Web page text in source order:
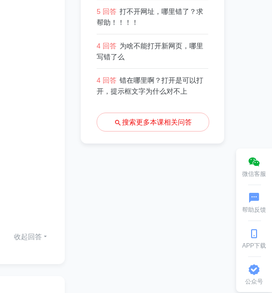
收起回答
5 回答 打不开网址，哪里错了？求
帮助！！！！
4 回答 为啥不能打开新网页，哪里
写错了么
4 回答 错在哪里啊？打开是可以打
开，提示框文字为什么对不上
搜索更多本课相关问答
微信客服
帮助反馈
APP下载
公众号